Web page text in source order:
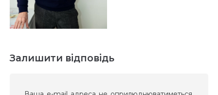
Залишити відповідь